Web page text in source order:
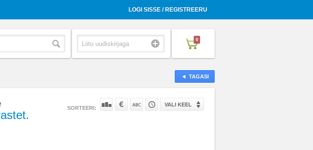
LOGI SISSE / REGISTREERU
0
TAGASI
SORTEERI:
VALI KEEL